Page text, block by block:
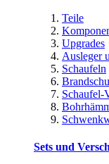
Teile
Upgrades
Ausleger
Schaufeln
Schaufel-
Sets und